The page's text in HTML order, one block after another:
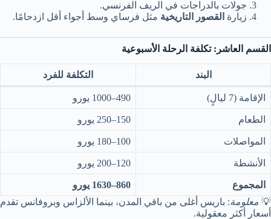
جولات بالدراجات في الريف الفرنسي.
زيارة القصور التاريخية مثل فرساي وسط أجواء أقل ازدحامًا.
القسم العاشر: تكلفة الرحلة الأسبوعية
البند التكلفة للفرد
الإقامة (7 ليالٍ) 490–1000 يورو
الطعام 150–250 يورو
المواصلات 100–180 يورو
الأنشطة 120–200 يورو
المجموع
860–1630 يورو
💡 معلومة: باريس أغلى من باقي المدن، بينما الألزاس وبروفانس تقدم
أسعار أكثر معقولية.